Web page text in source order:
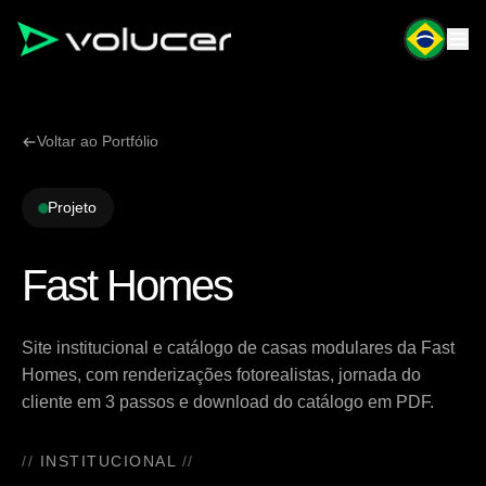
Voltar ao Portfólio
Projeto
Fast Homes
Site institucional e catálogo de casas modulares da Fast
Homes, com renderizações fotorealistas, jornada do
cliente em 3 passos e download do catálogo em PDF.
INSTITUCIONAL